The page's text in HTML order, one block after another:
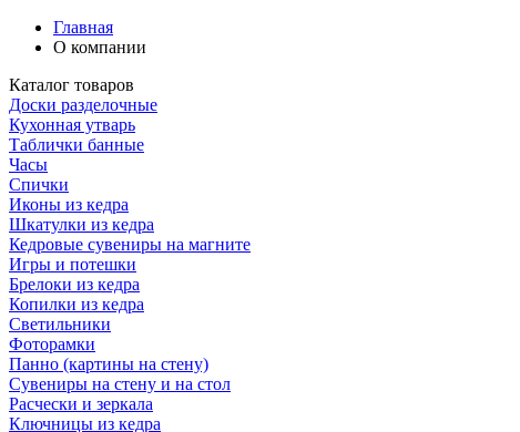
Главная
О компании
Каталог товаров
Доски разделочные
Кухонная утварь
Таблички банные
Часы
Спички
Иконы из кедра
Шкатулки из кедра
Кедровые сувениры на магните
Игры и потешки
Брелоки из кедра
Копилки из кедра
Светильники
Фоторамки
Панно (картины на стену)
Сувениры на стену и на стол
Расчески и зеркала
Ключницы из кедра